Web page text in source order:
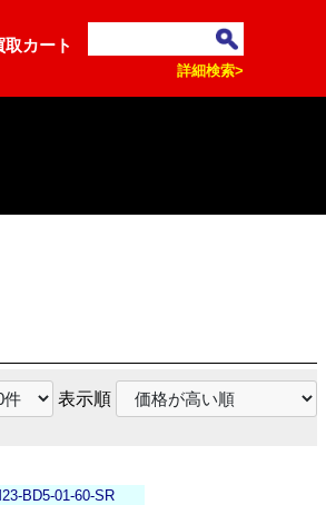
取カート
詳細検索>
表示順
BD5-01-60-SR